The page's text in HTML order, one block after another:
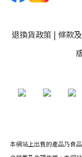
退換貨政策 | 條款
本網站上出售的產品乃食